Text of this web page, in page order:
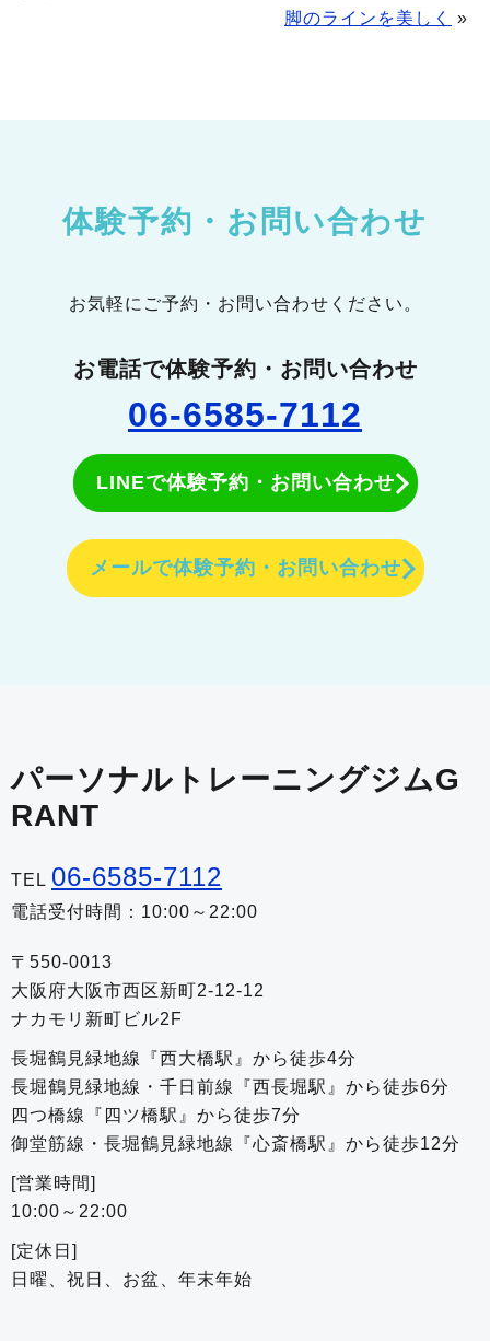
脚のラインを美しく
»
体験予約・お問い合わせ
お気軽にご予約・お問い合わせください。
お電話で体験予約・お問い合わせ
06-6585-7112
LINEで体験予約・お問い合わせ
メールで体験予約・お問い合わせ
パーソナルトレーニングジムG
RANT
TEL 06-6585-7112
電話受付時間：10:00～22:00
〒550-0013
大阪府大阪市西区新町2-12-12
ナカモリ新町ビル2F
長堀鶴見緑地線『西大橋駅』から徒歩4分
長堀鶴見緑地線・千日前線『西長堀駅』から徒歩6分
四つ橋線『四ツ橋駅』から徒歩7分
御堂筋線・長堀鶴見緑地線『心斎橋駅』から徒歩12分
[営業時間]
10:00～22:00
[定休日]
日曜、祝日、お盆、年末年始